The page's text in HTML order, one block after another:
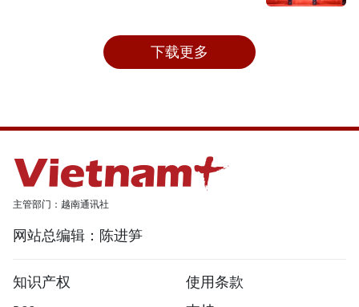
下载更多
主管部门：越南通讯社
网站总编辑：陈进笋
知识产权
使用条款